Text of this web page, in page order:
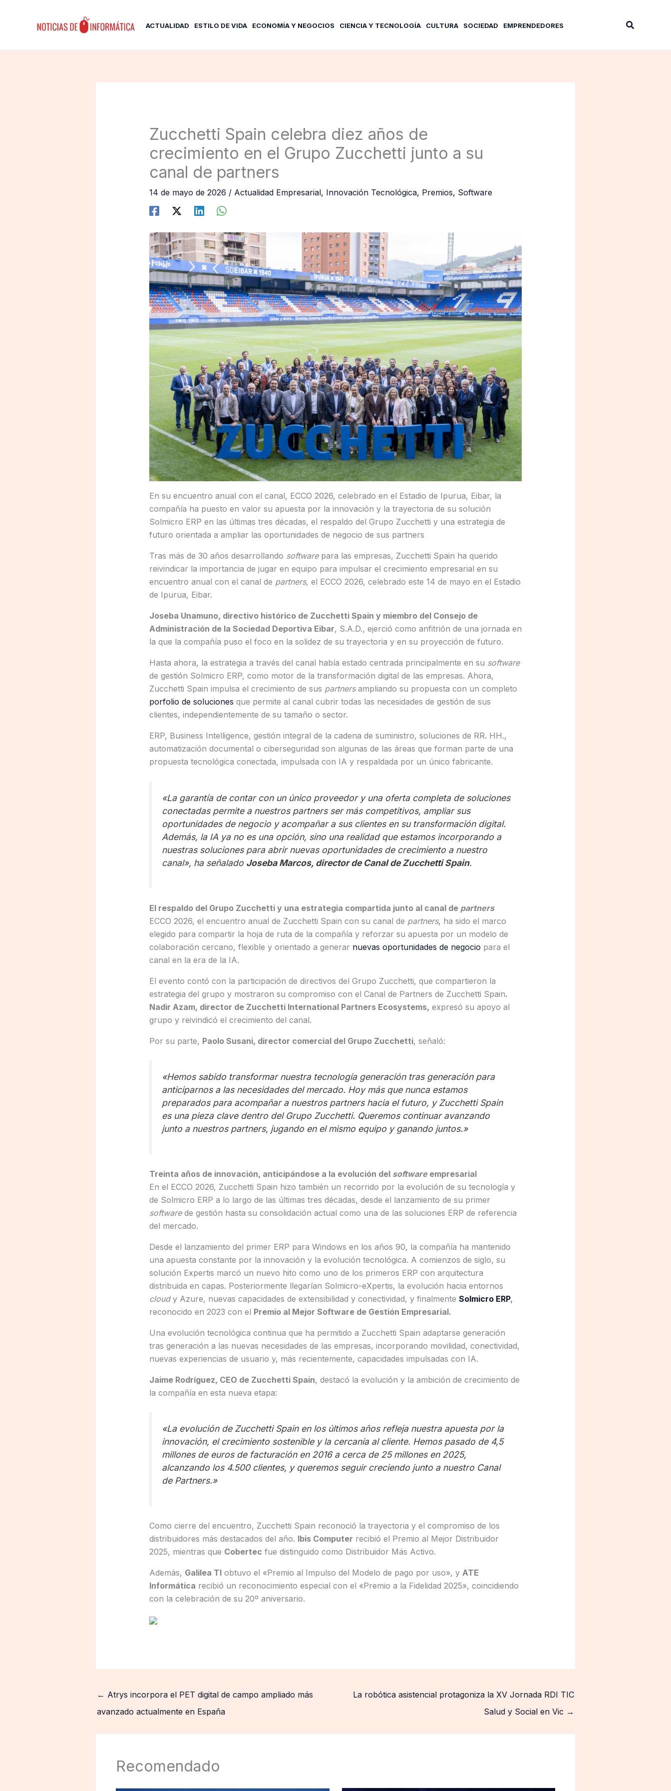
ACTUALIDAD ESTILO DE VIDA ECONOMÍA Y NEGOCIOS CIENCIA Y TECNOLOGÍA CULTURA SOCIEDAD EMPRENDEDORES Buscar
Zucchetti Spain celebra diez años de
crecimiento en el Grupo Zucchetti junto a su
canal de partners
14 de mayo de 2026 / Actualidad Empresarial, Innovación Tecnológica, Premios, Software
En su encuentro anual con el canal, ECCO 2026, celebrado en el Estadio de Ipurua, Eibar, la
compañía ha puesto en valor su apuesta por la innovación y la trayectoria de su solución
Solmicro ERP en las últimas tres décadas, el respaldo del Grupo Zucchetti y una estrategia de
futuro orientada a ampliar las oportunidades de negocio de sus partners
Tras más de 30 años desarrollando softwarepara las empresas, Zucchetti Spain ha querido
reivindicar la importancia de jugar en equipo para impulsar el crecimiento empresarial en su
encuentro anual con el canal de partners, el ECCO 2026, celebrado este 14 de mayo en el Estadio
de Ipurua, Eibar.
Joseba Unamuno, directivo histórico de Zucchetti Spain y miembro del Consejo de
Administración de la Sociedad Deportiva Eibar, S.A.D., ejerció como anfitrión de una jornada en
la que la compañía puso el foco en la solidez de su trayectoria y en su proyección de futuro.
Hasta ahora, la estrategia a través del canal había estado centrada principalmente en su software
de gestión Solmicro ERP, como motor de la transformación digital de las empresas. Ahora,
Zucchetti Spain impulsa el crecimiento de sus partners ampliando su propuesta con un completo
porfolio de soluciones que permite al canal cubrir todas las necesidades de gestión de sus
clientes, independientemente de su tamaño o sector.
ERP, Business Intelligence, gestión integral de la cadena de suministro, soluciones de RR. HH.,
automatización documental o ciberseguridad son algunas de las áreas que forman parte de una
propuesta tecnológica conectada, impulsada con IA y respaldada por un único fabricante.
«La garantía de contar con un único proveedor y una oferta completa de soluciones
conectadas permite a nuestros partners ser más competitivos, ampliar sus
oportunidades de negocio y acompañar a sus clientes en su transformación digital.
Además, la IA ya no es una opción, sino una realidad que estamos incorporando a
nuestras soluciones para abrir nuevas oportunidades de crecimiento a nuestro
canal», ha señalado Joseba Marcos, director de Canal de Zucchetti Spain.
El respaldo del Grupo Zucchetti y una estrategia compartida junto al canal de partners
ECCO 2026, el encuentro anual de Zucchetti Spain con su canal de partners, ha sido el marco
elegido para compartir la hoja de ruta de la compañía y reforzar su apuesta por un modelo de
colaboración cercano, flexible y orientado a generar nuevas oportunidades de negocio para el
canal en la era de la IA.
El evento contó con la participación de directivos del Grupo Zucchetti, que compartieron la
estrategia del grupo y mostraron su compromiso con el Canal de Partners de Zucchetti Spain.
Nadir Azam, director de Zucchetti International Partners Ecosystems, expresó su apoyo al
grupo y reivindicó el crecimiento del canal.
Por su parte, Paolo Susani, director comercial del Grupo Zucchetti, señaló:
«Hemos sabido transformar nuestra tecnología generación tras generación para
anticiparnos a las necesidades del mercado. Hoy más que nunca estamos
preparados para acompañar a nuestros partners hacia el futuro, y Zucchetti Spain
es una pieza clave dentro del Grupo Zucchetti. Queremos continuar avanzando
junto a nuestros partners, jugando en el mismo equipo y ganando juntos.»
Treinta años de innovación, anticipándose a la evolución delsoftwareempresarial
En el ECCO 2026, Zucchetti Spain hizo también un recorrido por la evolución de su tecnología y
de Solmicro ERP a lo largo de las últimas tres décadas, desde el lanzamiento de su primer
softwarede gestión hasta su consolidación actual como una de las soluciones ERP de referencia
del mercado.
Desde el lanzamiento del primer ERP para Windows en los años 90, la compañía ha mantenido
una apuesta constante por la innovación y la evolución tecnológica. A comienzos de siglo, su
solución Expertis marcó un nuevo hito como uno de los primeros ERP con arquitectura
distribuida en capas. Posteriormente llegarían Solmicro-eXpertis, la evolución hacia entornos
cloudy Azure, nuevas capacidades de extensibilidad y conectividad, y finalmente Solmicro ERP,
reconocido en 2023 con el Premio al Mejor Software de Gestión Empresarial.
Una evolución tecnológica continua que ha permitido a Zucchetti Spain adaptarse generación
tras generación a las nuevas necesidades de las empresas, incorporando movilidad, conectividad,
nuevas experiencias de usuario y, más recientemente, capacidades impulsadas con IA.
Jaime Rodríguez, CEO de Zucchetti Spain, destacó la evolución y la ambición de crecimiento de
la compañía en esta nueva etapa:
«La evolución de Zucchetti Spain en los últimos años refleja nuestra apuesta por la
innovación, el crecimiento sostenible y la cercanía al cliente. Hemos pasado de 4,5
millones de euros de facturación en 2016 a cerca de 25 millones en 2025,
alcanzando los 4.500 clientes, y queremos seguir creciendo junto a nuestro Canal
de Partners.»
Como cierre del encuentro, Zucchetti Spain reconoció la trayectoria y el compromiso de los
distribuidores más destacados del año. Ibis Computer recibió el Premio al Mejor Distribuidor
2025, mientras que Cobertec fue distinguido como Distribuidor Más Activo.
Además, Galilea TIobtuvo el «Premio al Impulso del Modelo de pago por uso», y ATE
Informática recibió un reconocimiento especial con el «Premio a la Fidelidad 2025», coincidiendo
con la celebración de su 20º aniversario.
← Atrys incorpora el PET digital de campo ampliado más
avanzado actualmente en España
La robótica asistencial protagoniza la XV Jornada RDI TIC
Salud y Social en Vic →
Recomendado